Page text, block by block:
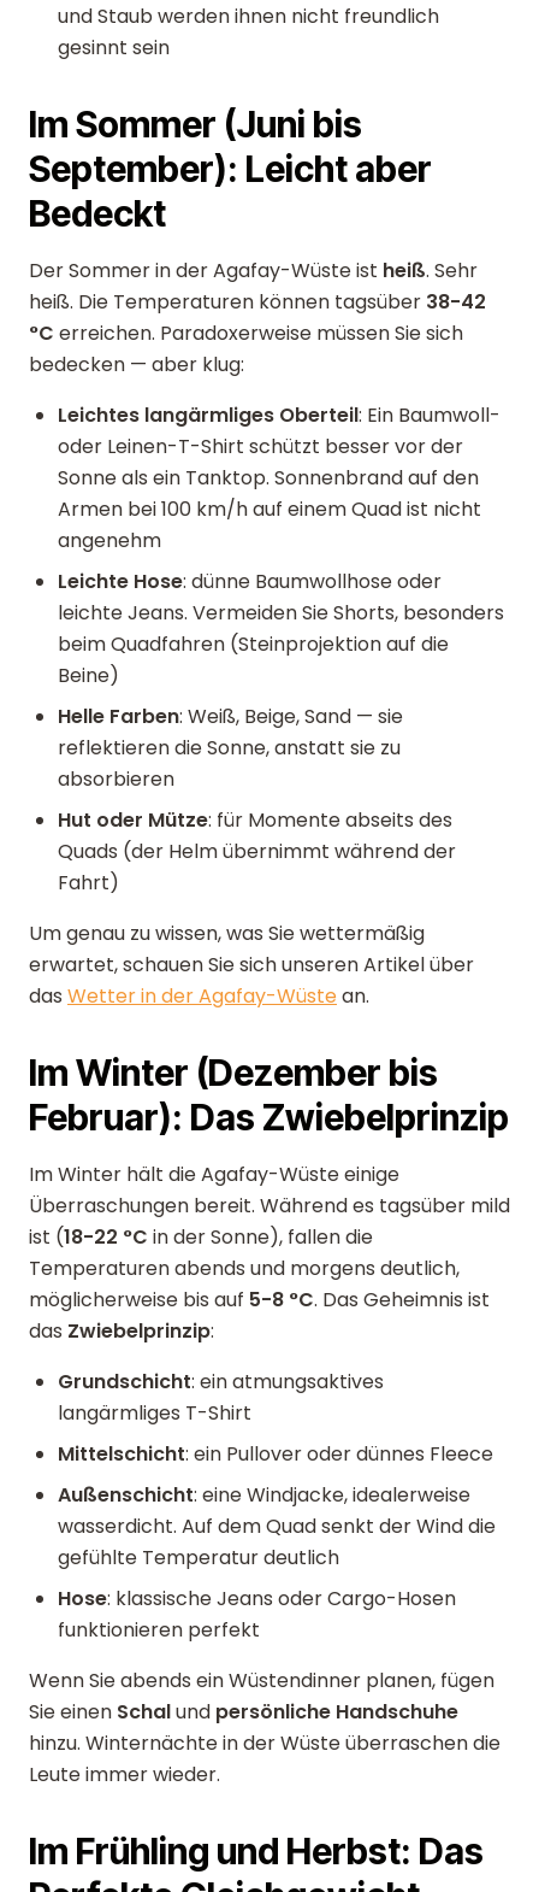
und Staub werden ihnen nicht freundlich
gesinnt sein
Im Sommer (Juni bis
September): Leicht aber
Bedeckt
Der Sommer in der Agafay-Wüste ist heiß. Sehr
heiß. Die Temperaturen können tagsüber 38-42
°C erreichen. Paradoxerweise müssen Sie sich
bedecken — aber klug:
Leichtes langärmliges Oberteil: Ein Baumwoll-
oder Leinen-T-Shirt schützt besser vor der
Sonne als ein Tanktop. Sonnenbrand auf den
Armen bei 100 km/h auf einem Quad ist nicht
angenehm
Leichte Hose: dünne Baumwollhose oder
leichte Jeans. Vermeiden Sie Shorts, besonders
beim Quadfahren (Steinprojektion auf die
Beine)
Helle Farben: Weiß, Beige, Sand — sie
reflektieren die Sonne, anstatt sie zu
absorbieren
Hut oder Mütze: für Momente abseits des
Quads (der Helm übernimmt während der
Fahrt)
Um genau zu wissen, was Sie wettermäßig
erwartet, schauen Sie sich unseren Artikel über
das Wetter in der Agafay-Wüstean.
Im Winter (Dezember bis
Februar): Das Zwiebelprinzip
Im Winter hält die Agafay-Wüste einige
Überraschungen bereit. Während es tagsüber mild
ist (18-22 °C in der Sonne), fallen die
Temperaturen abends und morgens deutlich,
möglicherweise bis auf 5-8 °C. Das Geheimnis ist
das Zwiebelprinzip:
Grundschicht: ein atmungsaktives
langärmliges T-Shirt
Mittelschicht: ein Pullover oder dünnes Fleece
Außenschicht: eine Windjacke, idealerweise
wasserdicht. Auf dem Quad senkt der Wind die
gefühlte Temperatur deutlich
Hose: klassische Jeans oder Cargo-Hosen
funktionieren perfekt
Wenn Sie abends ein Wüstendinner planen, fügen
Sie einen Schalund persönliche Handschuhe
hinzu. Winternächte in der Wüste überraschen die
Leute immer wieder.
Im Frühling und Herbst: Das